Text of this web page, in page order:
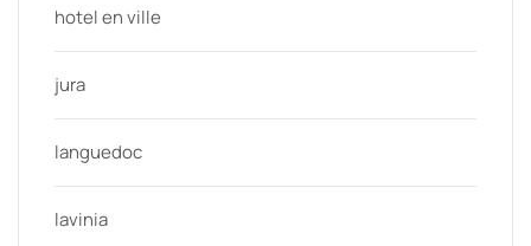
hotel en ville
jura
languedoc
lavinia